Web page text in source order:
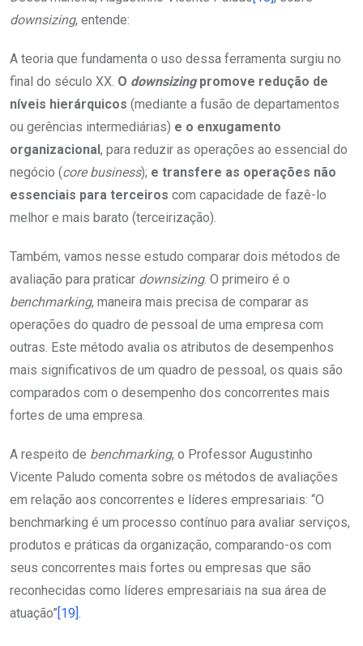
downsizing, entende:
A teoria que fundamenta o uso dessa ferramenta surgiu no
final do século XX. O downsizingpromove redução de
níveis hierárquicos (mediante a fusão de departamentos
ou gerências intermediárias) e o enxugamento
organizacional, para reduzir as operações ao essencial do
negócio (core business); e transfere as operações não
essenciais para terceiros com capacidade de fazê-lo
melhor e mais barato (terceirização).
Também, vamos nesse estudo comparar dois métodos de
avaliação para praticar downsizing. O primeiro é o
benchmarking, maneira mais precisa de comparar as
operações do quadro de pessoal de uma empresa com
outras. Este método avalia os atributos de desempenhos
mais significativos de um quadro de pessoal, os quais são
comparados com o desempenho dos concorrentes mais
fortes de uma empresa.
A respeito de benchmarking, o Professor Augustinho
Vicente Paludo comenta sobre os métodos de avaliações
em relação aos concorrentes e líderes empresariais: “O
benchmarking é um processo contínuo para avaliar serviços,
produtos e práticas da organização, comparando-os com
seus concorrentes mais fortes ou empresas que são
reconhecidas como líderes empresariais na sua área de
atuação”[19].